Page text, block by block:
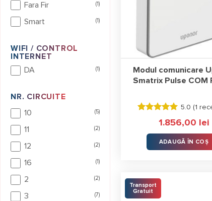
Fara Fir
(1)
Smart (1)
WIFI / CONTROL
INTERNET
DA
(1)
NR. CIRCUITE
10
(5)
11 (2)
12 (2)
16 (1)
2 (2)
3 (7)
Sistemele de
locuința ta un sistem de
asistentul virtual al
simți ca și cum ai abilități
Modul comunicare
Smatrix Pulse COM
Evaluat la
stele
din 5
5.0 (1
1.856,00 lei
ADAUGĂ ÎN COȘ
Transport
Gratuit